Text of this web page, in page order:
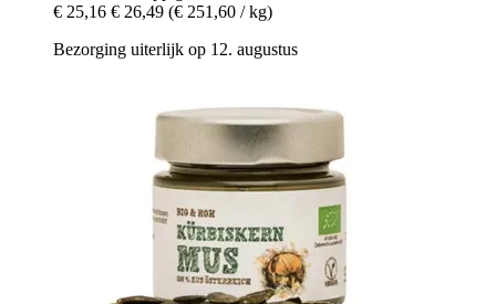
€ 25,16 € 26,49 (€ 251,60 / kg)
Bezorging uiterlijk op 12. augustus